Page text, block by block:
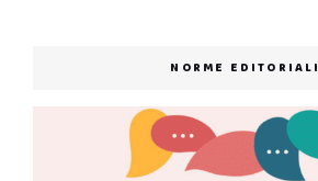
NORME EDITORIALI